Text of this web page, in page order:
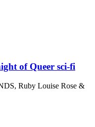
of Queer sci-fi
Ruby Louise Rose &